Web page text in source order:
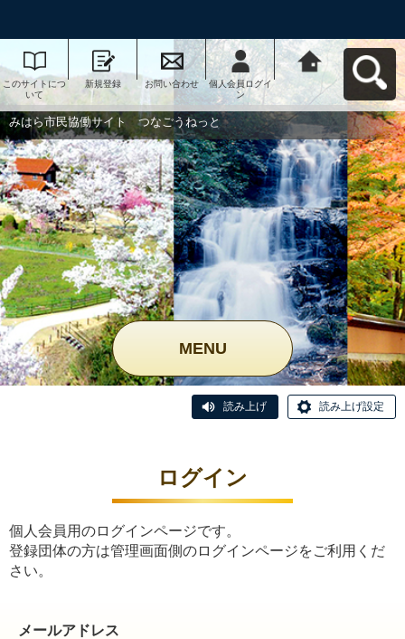
このサイトにつ
いて
新規登録 お問い合わせ
個人会員ログイ
ン
みはら市民協働
サイト つなご
うねっとへ戻る
みはら市民協働サイト つなごうねっと
MENU
読み上げ 読み上げ設定
ログイン
個人会員用のログインページです。
登録団体の方は管理画面側のログインページをご利用くだ
さい。
メールアドレス